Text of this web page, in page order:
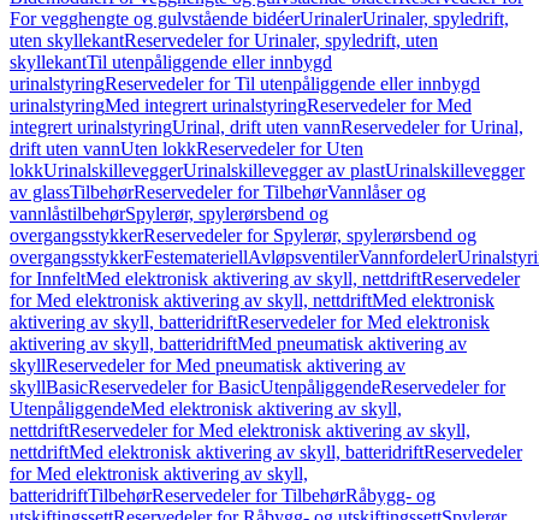
For vegghengte og gulvstående bidéerUrinalerUrinaler, spyledrift,
uten skyllekantReservedeler for Urinaler, spyledrift, uten
skyllekantTil utenpåliggende eller innbygd
urinalstyringReservedeler for Til utenpåliggende eller innbygd
urinalstyringMed integrert urinalstyringReservedeler for Med
integrert urinalstyringUrinal, drift uten vannReservedeler for Urinal,
drift uten vannUten lokkReservedeler for Uten
lokkUrinalskilleveggerUrinalskillevegger av plastUrinalskillevegger
av glassTilbehørReservedeler for TilbehørVannlåser og
vannlåstilbehørSpylerør, spylerørsbend og
overgangsstykkerReservedeler for Spylerør, spylerørsbend og
overgangsstykkerFestemateriellAvløpsventilerVannfordeler
for InnfeltMed elektronisk aktivering av skyll, nettdriftReservedeler
for Med elektronisk aktivering av skyll, nettdriftMed elektronisk
aktivering av skyll, batteridriftReservedeler for Med elektronisk
aktivering av skyll, batteridriftMed pneumatisk aktivering av
skyllReservedeler for Med pneumatisk aktivering av
skyllBasicReservedeler for BasicUtenpåliggendeReservedeler for
UtenpåliggendeMed elektronisk aktivering av skyll,
nettdriftReservedeler for Med elektronisk aktivering av skyll,
nettdriftMed elektronisk aktivering av skyll, batteridriftReservedeler
for Med elektronisk aktivering av skyll,
batteridriftTilbehørReservedeler for TilbehørRåbygg- og